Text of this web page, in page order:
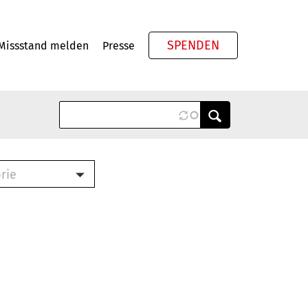
melden Presse SPENDEN